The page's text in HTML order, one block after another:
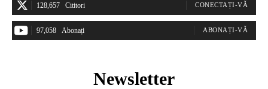
128,657 Cititori CONECTAȚI-VĂ
97,058 Abonați ABONAȚI-VĂ
Newsletter